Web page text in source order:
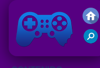
Clasico